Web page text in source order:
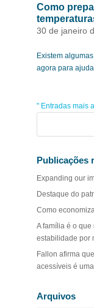
Como
30 de janeiro
Existem
agora para
" Entradas mais
Publicações
Expanding our
Destaque do
Como
A família é o
estabilidade por
Fallon afirma
acessíveis é
Arquivos